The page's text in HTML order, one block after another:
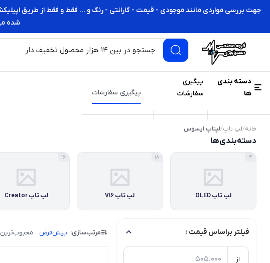
جهت بررسی مواردی مانند موجودی - قیمت - گارانتی - رنگ و ... فقط و فقط از طریق
شده
دسته بندی
ها
پیگیری
سفارشات
پیگیری سفارشات
خانه/لپ تاپ/لپتاپ ایسوس
دسته‌بندی‌ها
3
لپ تاپ OLED
18
لپ تاپ V16
16
لپ تاپ Creator
فیلتر براساس قیمت :
از
مرتب‌سازی: پیش‌فرض محبوب‌ترین